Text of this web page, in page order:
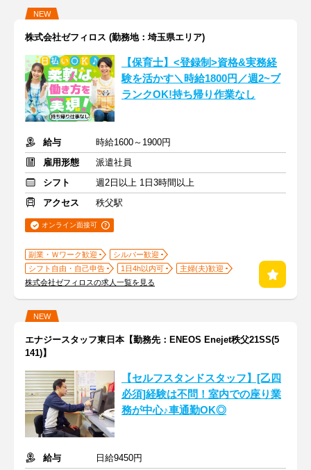
NEW
株式会社ゼフィロス (勤務地：埼玉県エリア)
【保育士】<登録制>資格&実務経
験を活かす＼時給1800円／週2~ブ
ランクOK!持ち帰り作業なし
給与
時給1600～1900円
雇用形態
派遣社員
シフト
週2日以上 1日3時間以上
アクセス
秩父駅
オンライン面接可
副業・Ｗワーク歓迎
シルバー歓迎
シフト自由・自己申告
1日4h以内可
主婦(夫)歓迎
株式会社ゼフィロスの求人一覧を見る
NEW
エナジースタッフ東日本【勤務先：ENEOS Enejet秩父21SS(5
141)】
【セルフスタンドスタッフ】[乙四
必須]経験は不問！室内での座り業
務が中心♪車通勤OK◎
給与 日給9450円